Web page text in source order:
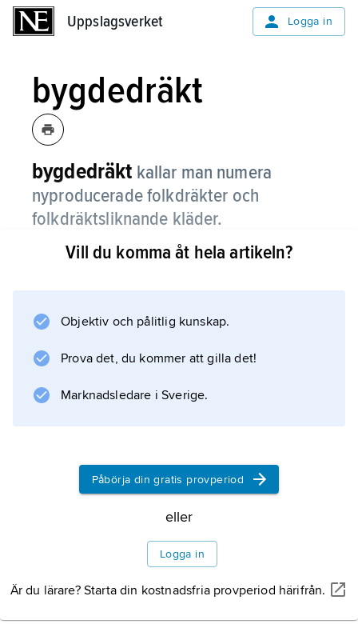
Uppslagsverket Logga in
bygdedräkt
bygdedräkt kallar man numera
nyproducerade folkdräkter och
folkdräktsliknande kläder.
Bygdedräkterna hör hemma i det industriella
folkdräkt
endast av allmogen). Ordet förekommer även
som synonym till folkdräkt.
Information om artikeln
Vill du komma åt hela artikeln?
Objektiv och pålitlig kunskap.
Prova det, du kommer att gilla det!
Marknadsledare i Sverige.
Påbörja din gratis provperiod
eller
Logga in
Är du lärare? Starta din kostnadsfria provperiod härifrån.